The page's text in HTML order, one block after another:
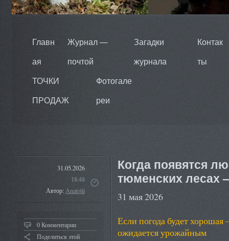
Главн
ая
Журнал —
почтой
Загадки
журнала
Контак
ты
ТОЧКИ
ПРОДАЖ
Фотогале
реи
31.05.2026
18:48
Автор:Anatolii
0 Комментарии
Поделиться этой
Когда появятся
тюменских
31 мая 2026
Если погода будет
ожидается урожайным